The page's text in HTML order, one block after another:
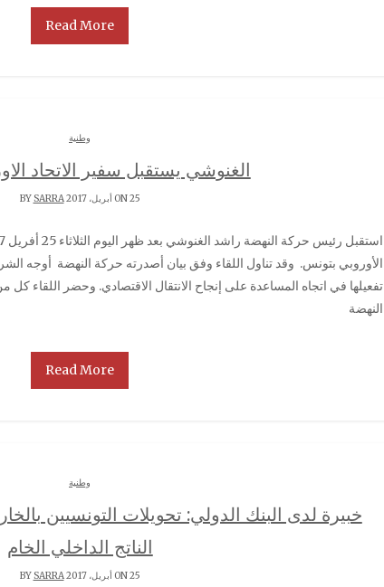
Read More
وطنية
الغنوشي يستقبل سفير الاتحاد
ON 25 أبريل، 2017 BY SARRA
استقبل رئيس حركة النهضة راشد الغنوشي بعد ظهر اليوم الثلاثاء 25 أفريل 2017 باتريس برغاميني ، سفير الاتحاد
الأوروبي بتونس. وقد تناول اللقاء وفق بيان أصدرته حركة النهضة أوجه
تفعيلها في اتجاه المساعدة على إنجاح الانتقال الاقتصادي. وحضر اللقاء كل
النهضة
Read More
وطنية
الناتج الداخلي الخام
ON 25 أبريل، 2017 BY SARRA